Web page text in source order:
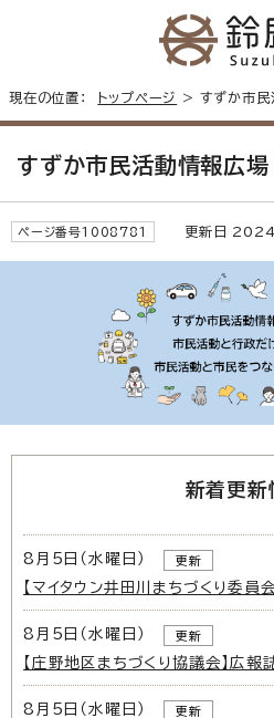
現在の位置： トップページ > すずか市民
すずか市民活動情報広場
ページ番号1008781 更新日 2024
新着更新
8月5日（水曜日） 更新
【マイタウン井田川まちづくり委員
8月5日（水曜日） 更新
【庄野地区まちづくり協議会】広報
8月5日（水曜日） 更新